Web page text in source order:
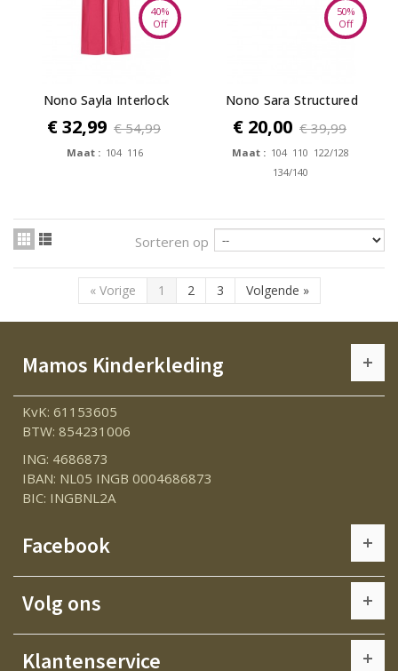
40%
Off
Nono Sayla Interlock
Wide Leg Pants
€ 32,99 € 54,99
Maat : 104 116
50%
Off
Nono Sara Structured
Jersey Short
€ 20,00 € 39,99
Maat : 104 110 122/128
134/140
Sorteren op
« Vorige 1 2 3 Volgende »
Mamos Kinderkleding
KvK: 61153605
BTW: 854231006
ING: 4686873
IBAN: NL05 INGB 0004686873
BIC: INGBNL2A
Facebook
Volg ons
Klantenservice